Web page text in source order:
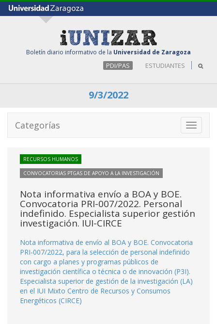
Boletín diario informativo de la Universidad de Zaragoza
PDI/PAS ESTUDIANTES
9/3/2022
Toggle
Categorías
RECURSOS HUMANOS
CONVOCATORIAS PTGAS DE APOYO A LA INVESTIGACIÓN
Nota informativa envío a BOA y BOE.
Convocatoria PRI-007/2022. Personal
indefinido. Especialista superior gestión
investigación. IUI-CIRCE
Nota informativa de envío al BOA y BOE. Convocatoria
PRI-007/2022, para la selección de personal indefinido
con cargo a planes y programas públicos de
investigación científica o técnica o de innovación (P3I).
Especialista superior de gestión de la investigación (LA)
en el IUI Mixto Centro de Recursos y Consumos
Energéticos (CIRCE)